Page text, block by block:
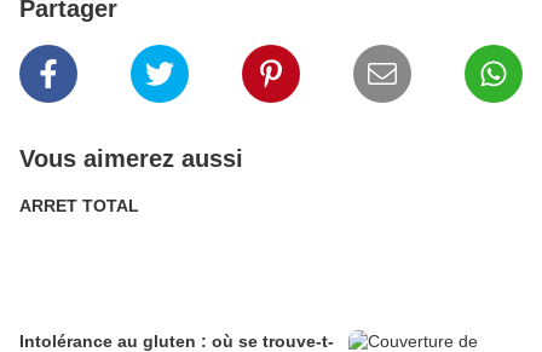
Partager
Vous aimerez aussi
ARRET TOTAL
Intolérance au gluten : où se trouve-t-